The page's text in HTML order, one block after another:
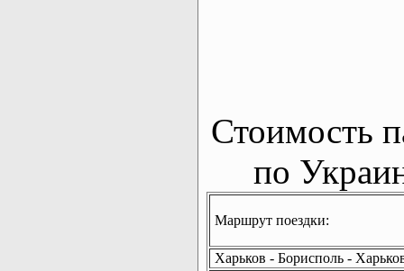
Стоимость
по
Маршрут поездки:
Харьков - Борисполь -